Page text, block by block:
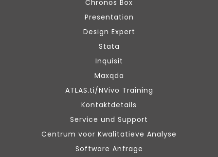
Chronos Box
Presentation
Design Expert
Stata
Inquisit
Maxqda
ATLAS.ti/NVivo Training
Kontaktdetails
Service und Support
Centrum voor Kwalitatieve Analyse
Software Anfrage